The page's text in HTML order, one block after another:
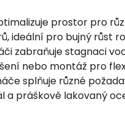
prostor pro
ideální pro bujný růst
zabraňuje stagnaci
nebo montáž pro
splňuje různé
a práškově lakovaný